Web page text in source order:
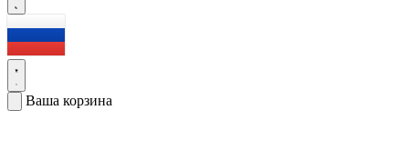
Ваша корзина